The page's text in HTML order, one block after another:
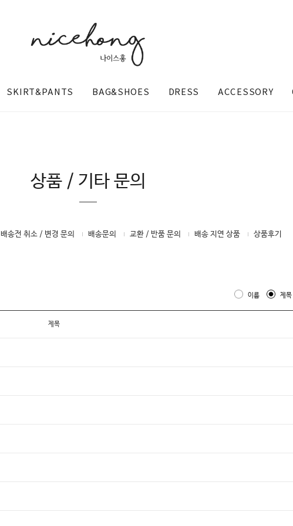
SKIRT&PANTS BAG&SHOES DRESS ACCESSORY
@nicehong_
상품 / 기타 문의
배송전 취소 / 변경 문의 배송문의 교환 / 반품 문의 배송 지연 상품 상품후기
이름 제목
제목